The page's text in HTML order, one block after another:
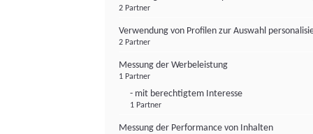
2 Partner
Verwendung von Profilen zur Auswahl
2 Partner
Messung der Werbeleistung
1 Partner
- mit berechtigtem Interesse
1 Partner
Messung der Performance von Inhalten